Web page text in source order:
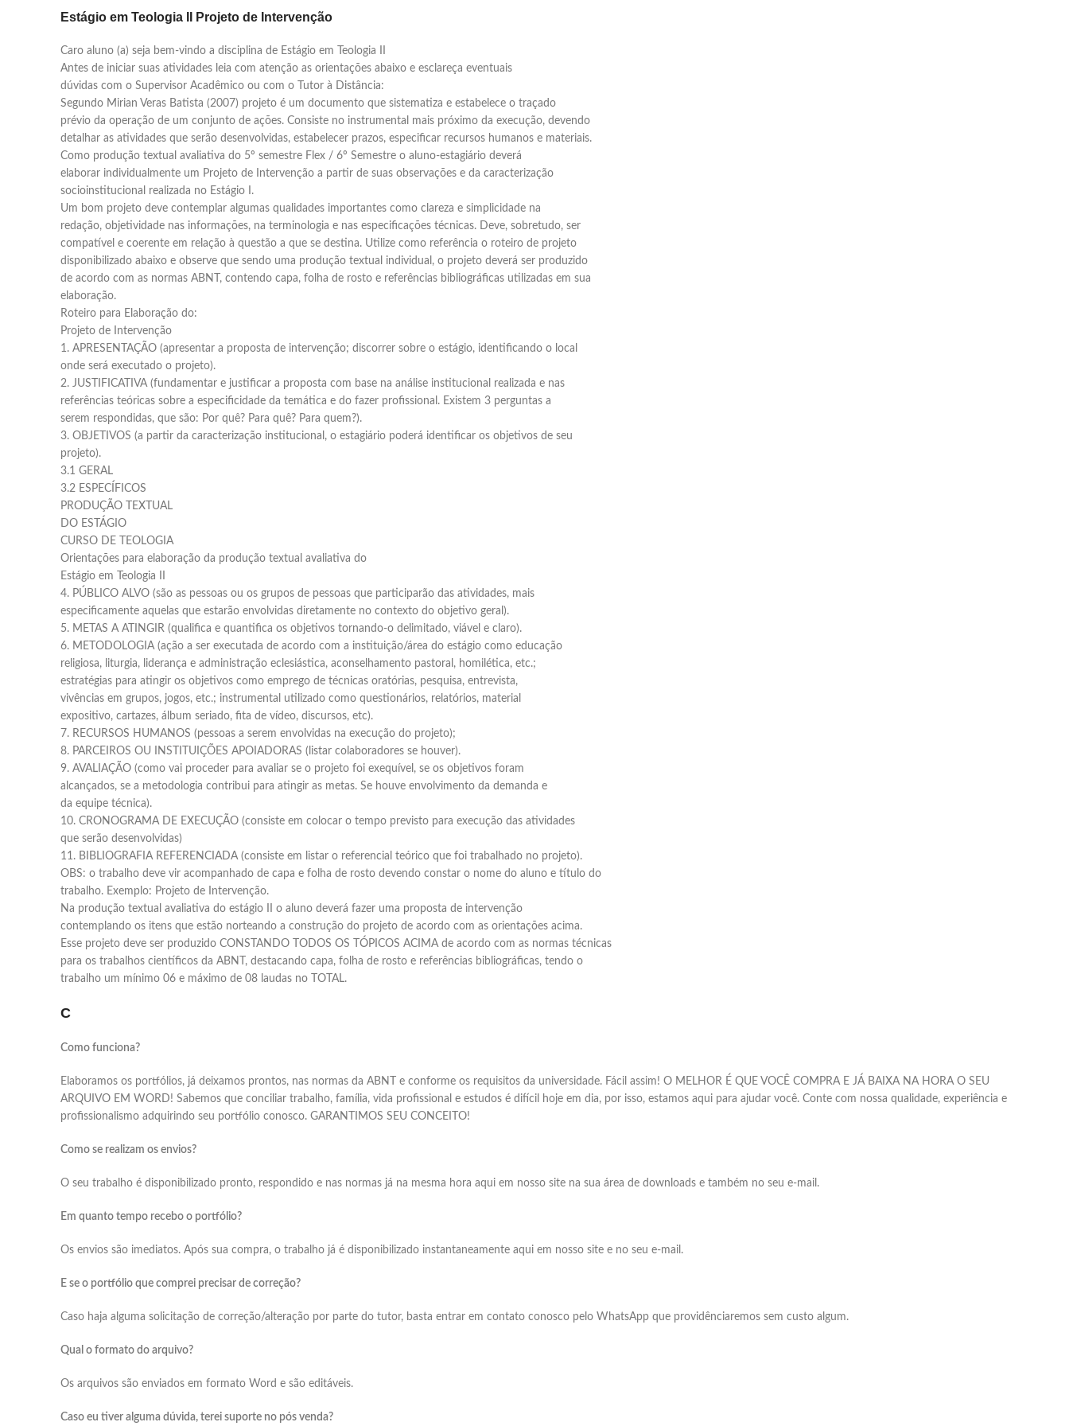
Estágio em Teologia II Projeto de Intervenção
Caro aluno (a) seja bem-vindo a disciplina de Estágio em Teologia II
Antes de iniciar suas atividades leia com atenção as orientações abaixo e esclareça eventuais
dúvidas com o Supervisor Acadêmico ou com o Tutor à Distância:
Segundo Mirian Veras Batista (2007) projeto é um documento que sistematiza e estabelece o traçado
prévio da operação de um conjunto de ações. Consiste no instrumental mais próximo da execução, devendo
detalhar as atividades que serão desenvolvidas, estabelecer prazos, especificar recursos humanos e materiais.
Como produção textual avaliativa do 5º semestre Flex / 6º Semestre o aluno-estagiário deverá
elaborar individualmente um Projeto de Intervenção a partir de suas observações e da caracterização
socioinstitucional realizada no Estágio I.
Um bom projeto deve contemplar algumas qualidades importantes como clareza e simplicidade na
redação, objetividade nas informações, na terminologia e nas especificações técnicas. Deve, sobretudo, ser
compatível e coerente em relação à questão a que se destina. Utilize como referência o roteiro de projeto
disponibilizado abaixo e observe que sendo uma produção textual individual, o projeto deverá ser produzido
de acordo com as normas ABNT, contendo capa, folha de rosto e referências bibliográficas utilizadas em sua
elaboração.
Roteiro para Elaboração do:
Projeto de Intervenção
1. APRESENTAÇÃO (apresentar a proposta de intervenção; discorrer sobre o estágio, identificando o local
onde será executado o projeto).
2. JUSTIFICATIVA (fundamentar e justificar a proposta com base na análise institucional realizada e nas
referências teóricas sobre a especificidade da temática e do fazer profissional. Existem 3 perguntas a
serem respondidas, que são: Por quê? Para quê? Para quem?).
3. OBJETIVOS (a partir da caracterização institucional, o estagiário poderá identificar os objetivos de seu
projeto).
3.1 GERAL
3.2 ESPECÍFICOS
PRODUÇÃO TEXTUAL
DO ESTÁGIO
CURSO DE TEOLOGIA
Orientações para elaboração da produção textual avaliativa do
Estágio em Teologia II
4. PÚBLICO ALVO (são as pessoas ou os grupos de pessoas que participarão das atividades, mais
especificamente aquelas que estarão envolvidas diretamente no contexto do objetivo geral).
5. METAS A ATINGIR (qualifica e quantifica os objetivos tornando-o delimitado, viável e claro).
6. METODOLOGIA (ação a ser executada de acordo com a instituição/área do estágio como educação
religiosa, liturgia, liderança e administração eclesiástica, aconselhamento pastoral, homilética, etc.;
estratégias para atingir os objetivos como emprego de técnicas oratórias, pesquisa, entrevista,
vivências em grupos, jogos, etc.; instrumental utilizado como questionários, relatórios, material
expositivo, cartazes, álbum seriado, fita de vídeo, discursos, etc).
7. RECURSOS HUMANOS (pessoas a serem envolvidas na execução do projeto);
8. PARCEIROS OU INSTITUIÇÕES APOIADORAS (listar colaboradores se houver).
9. AVALIAÇÃO (como vai proceder para avaliar se o projeto foi exequível, se os objetivos foram
alcançados, se a metodologia contribui para atingir as metas. Se houve envolvimento da demanda e
da equipe técnica).
10. CRONOGRAMA DE EXECUÇÃO (consiste em colocar o tempo previsto para execução das atividades
que serão desenvolvidas)
11. BIBLIOGRAFIA REFERENCIADA (consiste em listar o referencial teórico que foi trabalhado no projeto).
OBS: o trabalho deve vir acompanhado de capa e folha de rosto devendo constar o nome do aluno e título do
trabalho. Exemplo: Projeto de Intervenção.
Na produção textual avaliativa do estágio II o aluno deverá fazer uma proposta de intervenção
contemplando os itens que estão norteando a construção do projeto de acordo com as orientações acima.
Esse projeto deve ser produzido CONSTANDO TODOS OS TÓPICOS ACIMA de acordo com as normas técnicas
para os trabalhos científicos da ABNT, destacando capa, folha de rosto e referências bibliográficas, tendo o
trabalho um mínimo 06 e máximo de 08 laudas no TOTAL.
C
Como funciona?
Elaboramos os portfólios, já deixamos prontos, nas normas da ABNT e conforme os requisitos da universidade. Fácil assim! O MELHOR É QUE VOCÊ COMPRA E JÁ BAIXA NA HORA O SEU
ARQUIVO EM WORD! Sabemos que conciliar trabalho, família, vida profissional e estudos é difícil hoje em dia, por isso, estamos aqui para ajudar você. Conte com nossa qualidade, experiência e
profissionalismo adquirindo seu portfólio conosco. GARANTIMOS SEU CONCEITO!
Como se realizam os envios?
O seu trabalho é disponibilizado pronto, respondido e nas normas já na mesma hora aqui em nosso site na sua área de downloads e também no seu e-mail.
Em quanto tempo recebo o portfólio?
Os envios são imediatos. Após sua compra, o trabalho já é disponibilizado instantaneamente aqui em nosso site e no seu e-mail.
E se o portfólio que comprei precisar de correção?
Caso haja alguma solicitação de correção/alteração por parte do tutor, basta entrar em contato conosco pelo WhatsApp que providênciaremos sem custo algum.
Qual o formato do arquivo?
Os arquivos são enviados em formato Word e são editáveis.
Caso eu tiver alguma dúvida, terei suporte no pós venda?
Elaboramos os portfólios